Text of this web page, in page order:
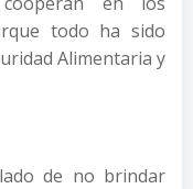
todo ha sido
Alimentaria y
de no brindar